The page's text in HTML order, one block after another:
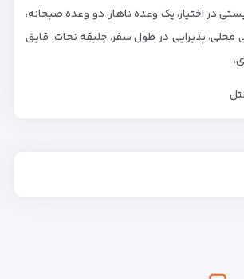
در اختیار، یک وعده ناهار، دو وعده صبحانه،
محلی، پذیرایی در طول سفر، جلیقه نجات، قایق